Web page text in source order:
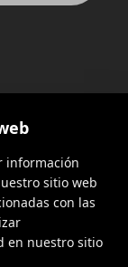
información
sitio web
con las
en nuestro sitio